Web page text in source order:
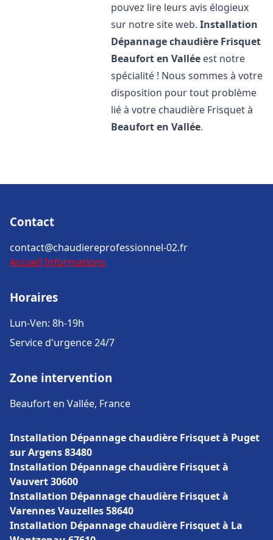
pouvez lire leurs avis élogieux
sur notre site web.Installation
Dépannage chaudière Frisquet
Beaufort en Vallée est notre
spécialité ! Nous sommes à votre
disposition pour tout problème
lié à votre chaudière Frisquet à
Beaufort en Vallée.
Contact
contact@chaudiereprofessionnel-02.fr
Accueil Informations
Horaires
Lun-Ven: 8h-19h
Service d'urgence 24/7
Zone intervention
Beaufort en Vallée, France
Installation Dépannage chaudière Frisquet à Puget
sur Argens 83480
Installation Dépannage chaudière Frisquet à
Vauvert 30600
Installation Dépannage chaudière Frisquet à
Varennes Vauzelles 58640
Installation Dépannage chaudière Frisquet à La